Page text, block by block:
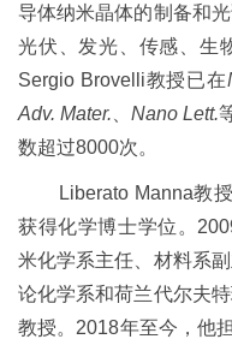
导体纳米晶体的制备和
光伏、发光、传感、生
Sergio Brovelli教授已在
Adv. Mater.
Nano Lett.
数超过8000次。
Liberato Manna教授
获得化学博士学位。
米化学系主任、材料系
论化学系和荷兰代尔夫
教授。 2018年至今，他